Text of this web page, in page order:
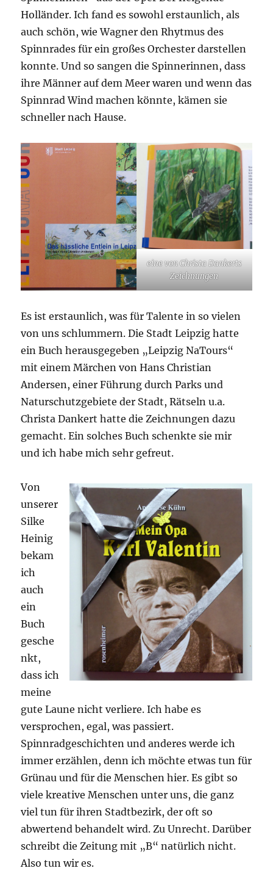
Holländer. Ich fand es sowohl erstaunlich, als
auch schön, wie Wagner den Rhytmus des
Spinnrades für ein großes Orchester darstellen
konnte. Und so sangen die Spinnerinnen, dass
ihre Männer auf dem Meer waren und wenn das
Spinnrad Wind machen könnte, kämen sie
schneller nach Hause.
eine von Christa Dankerts
Zeichnungen
Es ist erstaunlich, was für Talente in so vielen
von uns schlummern. Die Stadt Leipzig hatte
ein Buch herausgegeben „Leipzig NaTours“
mit einem Märchen von Hans Christian
Andersen, einer Führung durch Parks und
Naturschutzgebiete der Stadt, Rätseln u.a.
Christa Dankert hatte die Zeichnungen dazu
gemacht. Ein solches Buch schenkte sie mir
und ich habe mich sehr gefreut.
Von
unserer
Silke
Heinig
bekam
ich
auch
ein
Buch
gesche
nkt,
dass ich
meine
gute Laune nicht verliere. Ich habe es
versprochen, egal, was passiert.
Spinnradgeschichten und anderes werde ich
immer erzählen, denn ich möchte etwas tun für
Grünau und für die Menschen hier. Es gibt so
viele kreative Menschen unter uns, die ganz
viel tun für ihren Stadtbezirk, der oft so
abwertend behandelt wird. Zu Unrecht. Darüber
schreibt die Zeitung mit „B“ natürlich nicht.
Also tun wir es.